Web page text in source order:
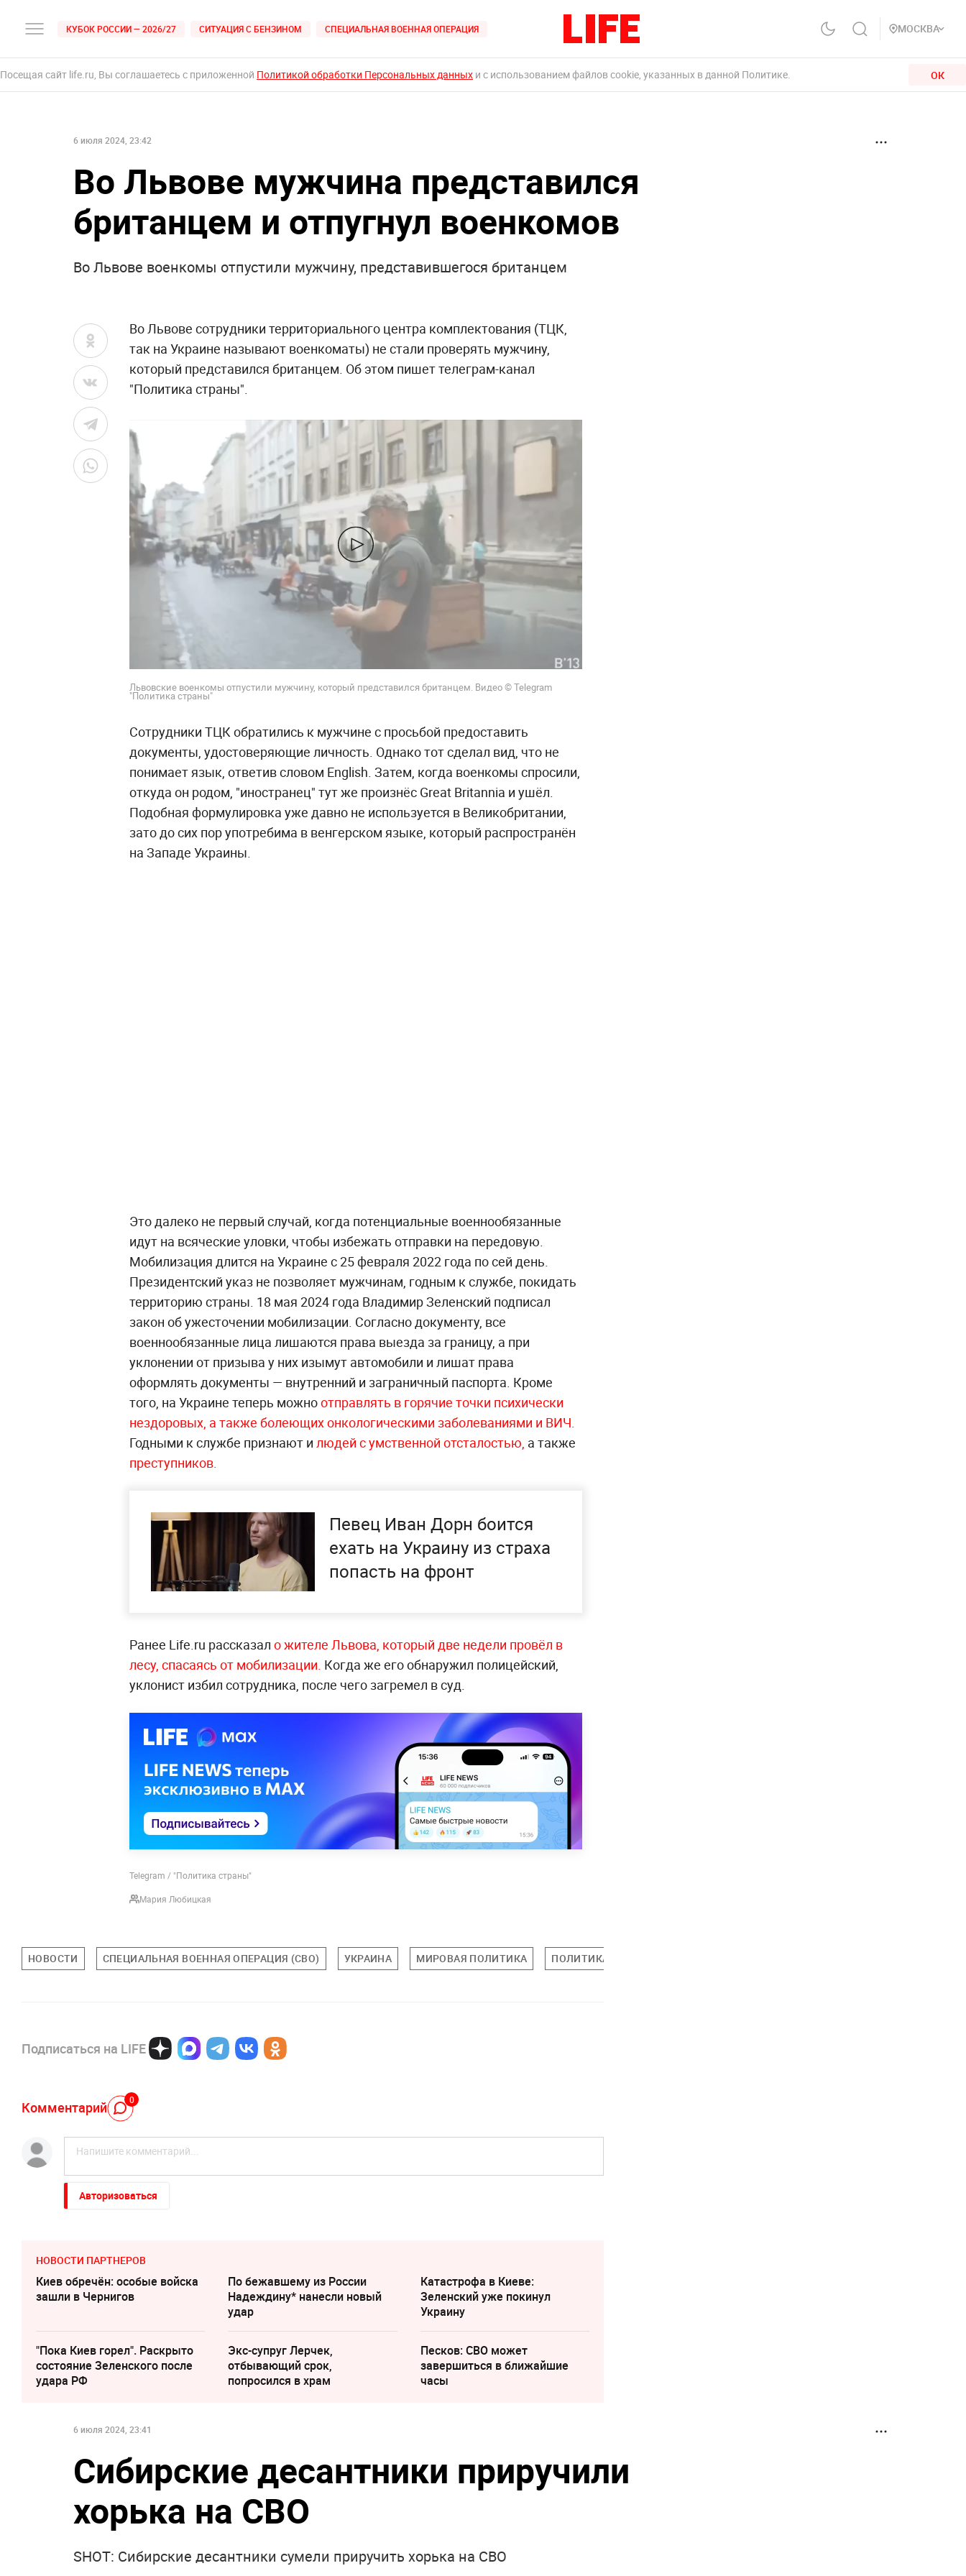
КУБОК РОССИИ — 2026/27 СИТУАЦИЯ С БЕНЗИНОМ СПЕЦИАЛЬНАЯ ВОЕННАЯ ОПЕРАЦИЯ МОСКВА
Посещая сайт life.ru, Вы соглашаетесь с приложенной Политикой обработки Персональных данных и с использованием файлов cookie, указанных в данной Политике. ОК
6 июля 2024, 23:42
Во Львове мужчина представился
британцем и отпугнул военкомов
Во Львове военкомы отпустили мужчину, представившегося британцем
Во Львове сотрудники территориального центра комплектования (ТЦК,
так на Украине называют военкоматы) не стали проверять мужчину,
который представился британцем. Об этом пишет телеграм-канал
"Политика страны".
Львовские военкомы отпустили мужчину, который представился британцем. Видео © Telegram
"Политика страны"
Сотрудники ТЦК обратились к мужчине с просьбой предоставить
документы, удостоверяющие личность. Однако тот сделал вид, что не
понимает язык, ответив словом English. Затем, когда военкомы спросили,
откуда он родом, "иностранец" тут же произнёс Great Britannia и ушёл.
Подобная формулировка уже давно не используется в Великобритании,
зато до сих пор употребима в венгерском языке, который распространён
на Западе Украины.
Это далеко не первый случай, когда потенциальные военнообязанные
идут на всяческие уловки, чтобы избежать отправки на передовую.
Мобилизация длится на Украине с 25 февраля 2022 года по сей день.
Президентский указ не позволяет мужчинам, годным к службе, покидать
территорию страны. 18 мая 2024 года Владимир Зеленский подписал
закон об ужесточении мобилизации. Согласно документу, все
военнообязанные лица лишаются права выезда за границу, а при
уклонении от призыва у них изымут автомобили и лишат права
оформлять документы — внутренний и заграничный паспорта. Кроме
того, на Украине теперь можноотправлять в горячие точки психически
нездоровых, а также болеющих онкологическими заболеваниями и ВИЧ.
Годными к службе признают и людей с умственной отсталостью, а также
преступников.
Певец Иван Дорн боится
ехать на Украину из страха
попасть на фронт
Ранее Life.ru рассказал о жителе Львова, который две недели провёл в
лесу, спасаясь от мобилизации. Когда же его обнаружил полицейский,
уклонист избил сотрудника, после чего загремел в суд.
Telegram / "Политика страны"
Мария Любицкая
НОВОСТИ СПЕЦИАЛЬНАЯ ВОЕННАЯ ОПЕРАЦИЯ (СВО) УКРАИНА МИРОВАЯ ПОЛИТИКА ПОЛИТИКА
Подписаться на LIFE
Комментарий 0
Авторизоваться
НОВОСТИ ПАРТНЕРОВ
Киев обречён: особые войска
зашли в Чернигов
По бежавшему из России
Надеждину* нанесли новый
удар
Катастрофа в Киеве:
Зеленский уже покинул
Украину
"Пока Киев горел". Раскрыто
состояние Зеленского после
удара РФ
Экс-супруг Лерчек,
отбывающий срок,
попросился в храм
Песков: СВО может
завершиться в ближайшие
часы
6 июля 2024, 23:41
Сибирские десантники приручили
хорька на СВО
SHOT: Сибирские десантники сумели приручить хорька на СВО